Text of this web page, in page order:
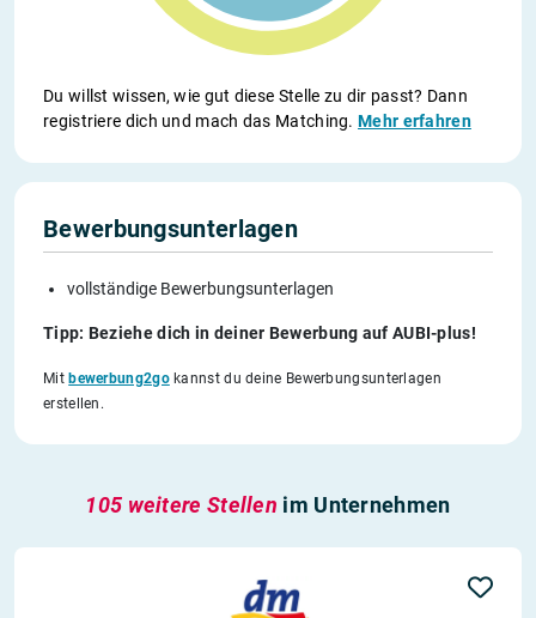
Du willst wissen, wie gut diese Stelle zu dir passt? Dann
registriere dich und mach das Matching.Mehr erfahren
Bewerbungsunterlagen
vollständige Bewerbungsunterlagen
Tipp: Beziehe dich in deiner Bewerbung auf AUBI-plus!
Mitbewerbung2gokannst du deine Bewerbungsunterlagen
erstellen.
105 weitere Stellen im Unternehmen